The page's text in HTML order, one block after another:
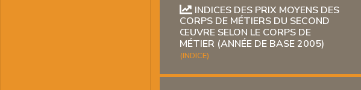
INDICES DES PRIX MOYENS DES
CORPS DE MÉTIERS DU SECOND
ŒUVRE SELON LE CORPS DE
MÉTIER (ANNÉE DE BASE 2005)
(INDICE)